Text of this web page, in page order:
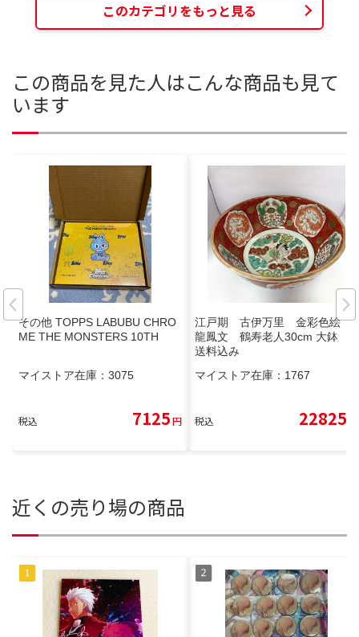
このカテゴリをもっと見る
この商品を見た人はこんな商品も見て
います
その他 TOPPS LABUBU CHRO
ME THE MONSTERS 10TH
マイストア在庫： 3075
税込 7125円
江戸期 古伊万里 金彩色絵
龍鳳文 鶴寿老人30cm 大鉢
送料込み
マイストア在庫： 1767
税込 22825
近くの売り場の商品